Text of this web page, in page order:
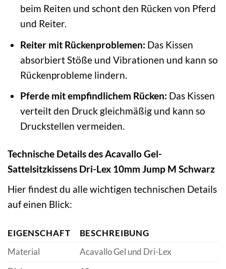
beim Reiten und schont den Rücken von Pferd
und Reiter.
Reiter mit Rückenproblemen: Das Kissen
absorbiert Stöße und Vibrationen und kann so
Rückenprobleme lindern.
Pferde mit empfindlichem Rücken: Das Kissen
verteilt den Druck gleichmäßig und kann so
Druckstellen vermeiden.
Technische Details des Acavallo Gel-
Sattelsitzkissens Dri-Lex 10mm Jump M Schwarz
Hier findest du alle wichtigen technischen Details
auf einen Blick:
EIGENSCHAFT
BESCHREIBUNG
Material
Acavallo Gel und Dri-Lex